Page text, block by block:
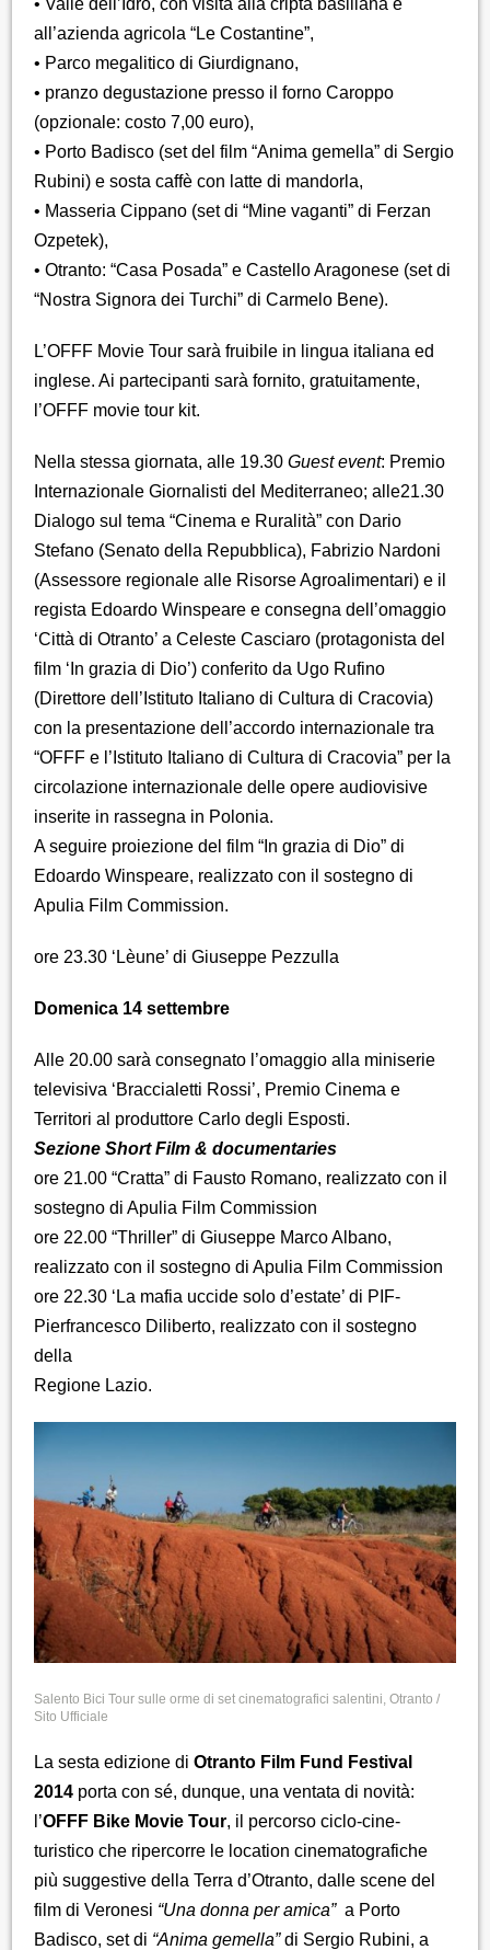
• Valle dell’Idro, con visita alla cripta basiliana e
all’azienda agricola “Le Costantine”,
• Parco megalitico di Giurdignano,
• pranzo degustazione presso il forno Caroppo
(opzionale: costo 7,00 euro),
• Porto Badisco (set del film “Anima gemella” di Sergio
Rubini) e sosta caffè con latte di mandorla,
• Masseria Cippano (set di “Mine vaganti” di Ferzan
Ozpetek),
• Otranto: “Casa Posada” e Castello Aragonese (set di
“Nostra Signora dei Turchi” di Carmelo Bene).
L’OFFF Movie Tour sarà fruibile in lingua italiana ed
inglese. Ai partecipanti sarà fornito, gratuitamente,
l’OFFF movie tour kit.
Nella stessa giornata, alle 19.30Guest event: Premio
Internazionale Giornalisti del Mediterraneo; alle21.30
Dialogo sul tema “Cinema e Ruralità” con Dario
Stefano (Senato della Repubblica), Fabrizio Nardoni
(Assessore regionale alle Risorse Agroalimentari) e il
regista Edoardo Winspeare e consegna dell’omaggio
‘Città di Otranto’ a Celeste Casciaro (protagonista del
film ‘In grazia di Dio’) conferito da Ugo Rufino
(Direttore dell’Istituto Italiano di Cultura di Cracovia)
con la presentazione dell’accordo internazionale tra
“OFFF e l’Istituto Italiano di Cultura di Cracovia” per la
circolazione internazionale delle opere audiovisive
inserite in rassegna in Polonia.
A seguire proiezione del film “In grazia di Dio” di
Edoardo Winspeare, realizzato con il sostegno di
Apulia Film Commission.
ore 23.30 ‘Lèune’ di Giuseppe Pezzulla
Domenica 14 settembre
Alle 20.00 sarà consegnato l’omaggio alla miniserie
televisiva ‘Braccialetti Rossi’, Premio Cinema e
Territori al produttore Carlo degli Esposti.
Sezione Short Film & documentaries
ore 21.00 “Cratta” di Fausto Romano, realizzato con il
sostegno di Apulia Film Commission
ore 22.00 “Thriller” di Giuseppe Marco Albano,
realizzato con il sostegno di Apulia Film Commission
ore 22.30 ‘La mafia uccide solo d’estate’ di PIF-
Pierfrancesco Diliberto, realizzato con il sostegno
della
Regione Lazio.
Salento Bici Tour sulle orme di set cinematografici salentini, Otranto /
Sito Ufficiale
La sesta edizione diOtranto Film Fund Festival
2014 porta con sé, dunque, una ventata di novità:
l’OFFF Bike Movie Tour, il percorso ciclo-cine-
turistico che ripercorre le location cinematografiche
più suggestive della Terra d’Otranto, dalle scene del
film di Veronesi “Una donna per amica”a Porto
Badisco, set di “Anima gemella”di Sergio Rubini, a